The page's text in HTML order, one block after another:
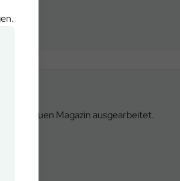
neuen Magazin ausgearbeitet.